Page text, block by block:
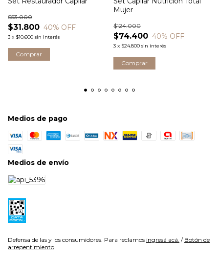
$31.800
$53.000
40% OFF
3 x $10.600 sin interés
Mujer
$74.400
$124.000
40% OFF
3 x $24.800 sin interés
Medios de pago
Medios de envío
Defensa de las y los consumidores. Para reclamos ingresá acá. / Botón de
arrepentimiento